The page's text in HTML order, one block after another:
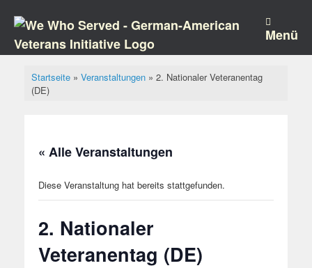
Inhalt
springen
Menü
Startseite» Veranstaltungen» 2. Nationaler Veteranentag
(DE)
« Alle Veranstaltungen
Diese Veranstaltung hat bereits stattgefunden.
2. Nationaler
Veteranentag (DE)